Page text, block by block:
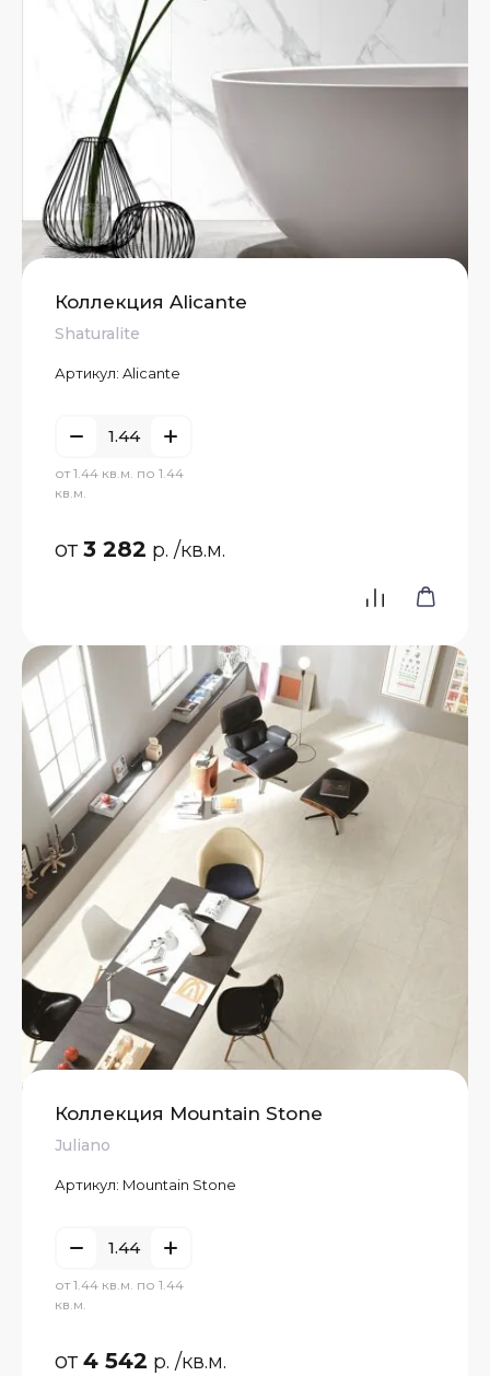
Коллекция Alicante
Shaturalite
Артикул: Alicante
от 1.44 кв.м. по 1.44
кв.м.
от3 282 р. /кв.м.
Коллекция Mountain Stone
Juliano
Артикул: Mountain Stone
от 1.44 кв.м. по 1.44
кв.м.
от4 542 р. /кв.м.